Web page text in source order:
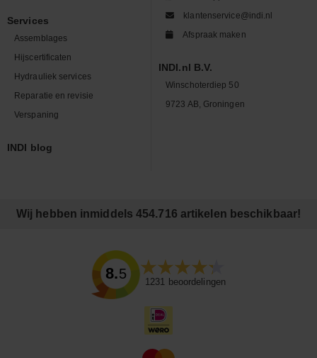
Services
Assemblages
Hijscertificaten
Hydrauliek services
Reparatie en revisie
Verspaning
INDI blog
klantenservice@indi.nl
Afspraak maken
INDI.nl B.V.
Winschoterdiep 50
9723 AB, Groningen
Wij hebben inmiddels 454.716 artikelen beschikbaar!
8.5
1231 beoordelingen